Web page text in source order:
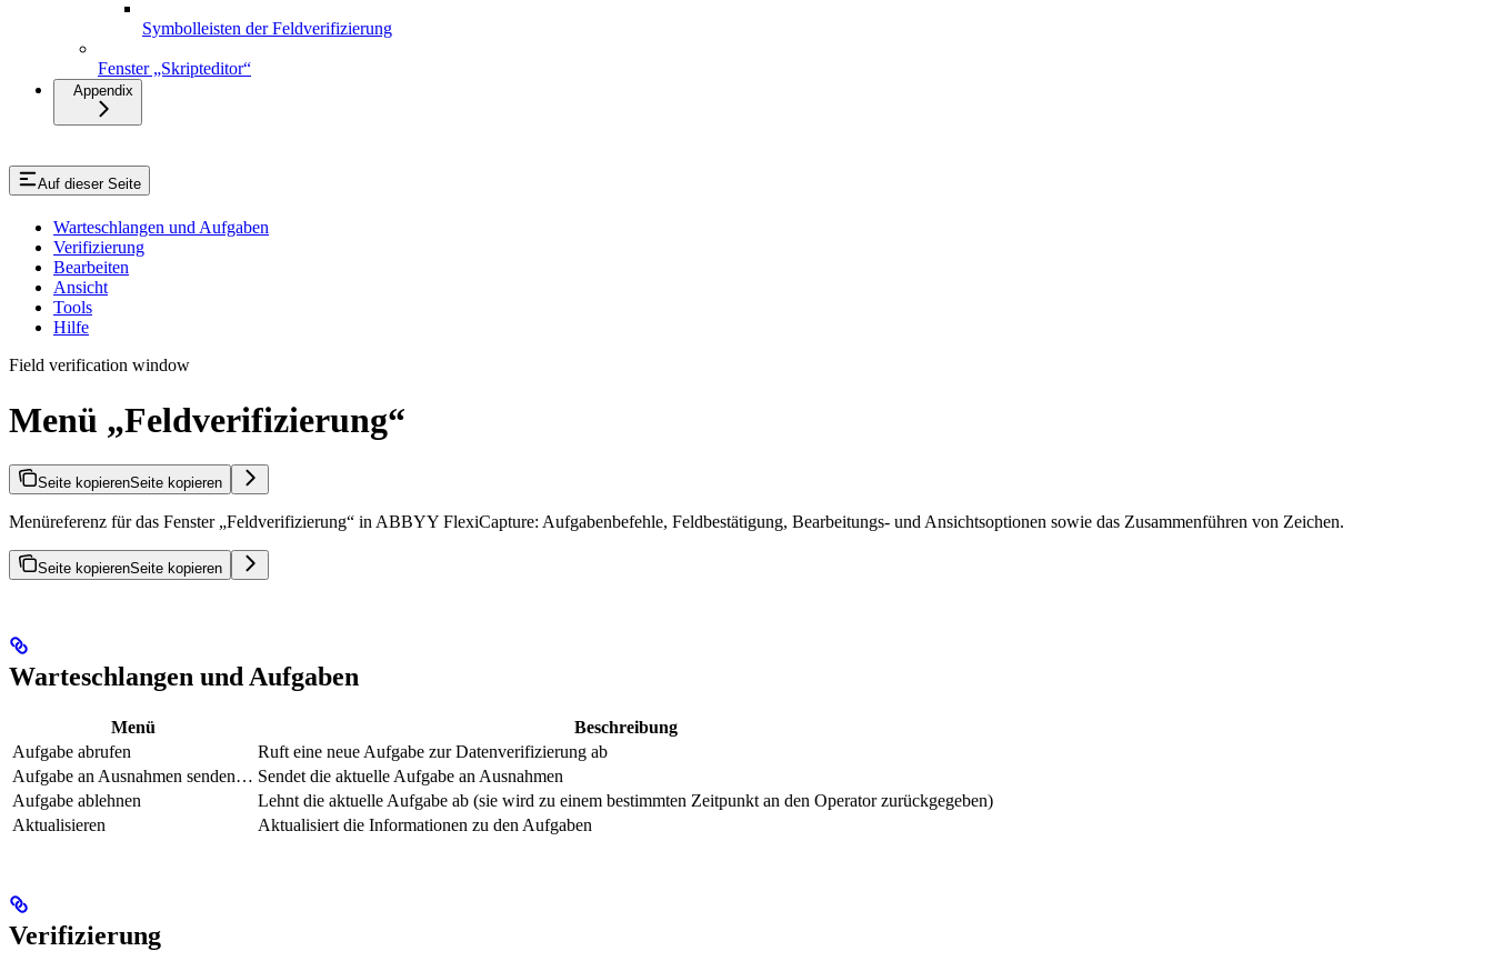
Symbolleisten der Feldverifizierung
Fenster „Skripteditor“
Appendix
Auf dieser Seite
Warteschlangen und Aufgaben
Verifizierung
Bearbeiten
Ansicht
Tools
Hilfe
Field verification window
Menü „Feldverifizierung“
Seite kopierenSeite kopieren
Menüreferenz für das Fenster „Feldverifizierung“ in ABBYY FlexiCapture: Aufgabenbefehle, Feldbestätigung, Bearbeitungs- und Ansichtsoptionen sowie das Zusammenführen von Zeichen.
Seite kopierenSeite kopieren
Warteschlangen und Aufgaben
Menü
Beschreibung
Aufgabe abrufen
Ruft eine neue Aufgabe zur Datenverifizierung ab
Aufgabe an Ausnahmen senden… Sendet die aktuelle Aufgabe an Ausnahmen
Aufgabe ablehnen
Lehnt die aktuelle Aufgabe ab (sie wird zu einem bestimmten Zeitpunkt an den Operator zurückgegeben)
Aktualisieren
Aktualisiert die Informationen zu den Aufgaben
Verifizierung